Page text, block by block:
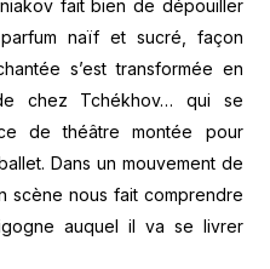
fait bien de dépouiller
naïf et sucré, façon
s’est transformée en
chez Tchékhov… qui se
de théâtre montée pour
Dans un mouvement de
scène nous fait comprendre
auquel il va se livrer